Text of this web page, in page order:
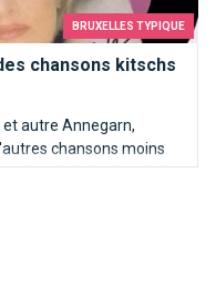
BRUXELLES TYPIQUE
chansons kitschs
et autre Annegarn,
chansons moins
dans le juke-box de la